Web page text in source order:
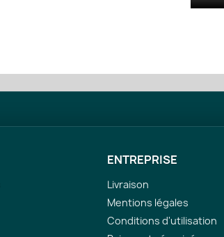
ENTREPRISE
Livraison
Mentions légales
Conditions d'utilisation